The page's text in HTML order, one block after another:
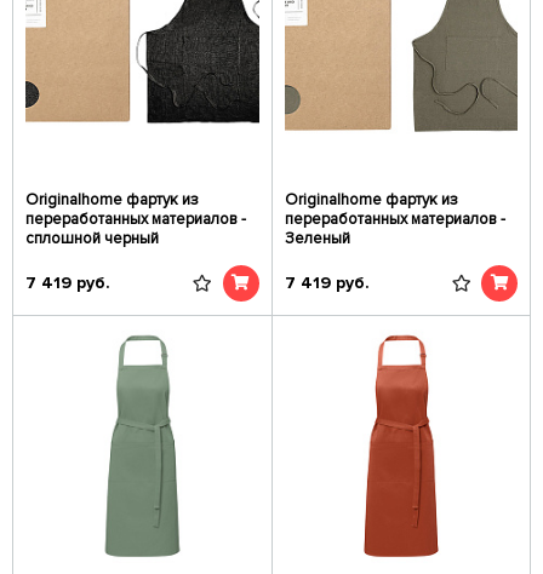
Originalhome фартук из
переработанных материалов -
сплошной черный
7 419 руб.
Originalhome фартук из
переработанных материалов -
Зеленый
7 419 руб.